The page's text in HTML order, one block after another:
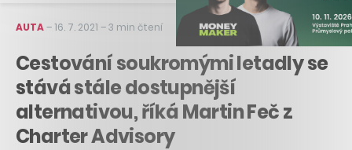
AUTA–16. 7. 2021 –3 min čtení
Cestování soukromými letadly se
stává stále dostupnější
alternativou, říká Martin Feč z
Charter Advisory